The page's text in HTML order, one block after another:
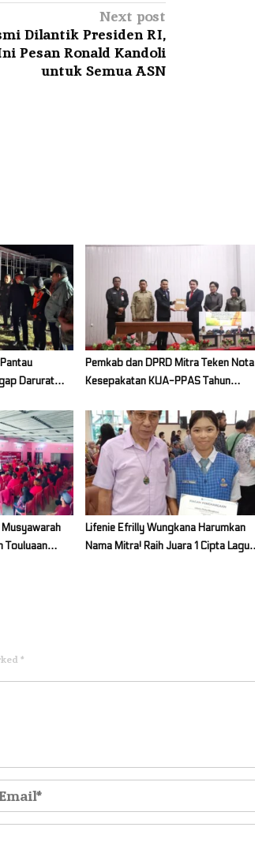
Next post
Dilantik Presiden RI,
Pesan Ronald Kandoli
untuk Semua ASN
Darurat
Pemkab dan DPRD Mitra Teken Nota
Kesepakatan KUA-PPAS Tahun
Musyawarah
Touluaan
Lifenie Efrilly Wungkana Harumkan
Nama Mitra! Raih Juara 1 Cipta Lagu
*